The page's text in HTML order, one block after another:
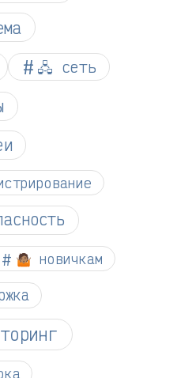
🖧 сеть
🤷🏽 новичкам